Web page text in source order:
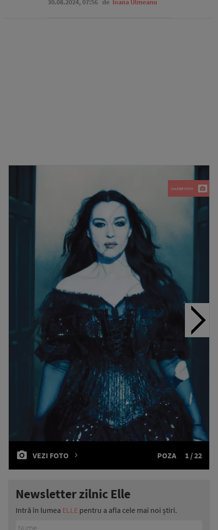
30.08.2024, 07:56 de Ioana Ulmeanu
VEZI FOTO POZA 1 / 22
Newsletter zilnic Elle
Intră în lumea ELLE pentru a afla cele mai noi știri.